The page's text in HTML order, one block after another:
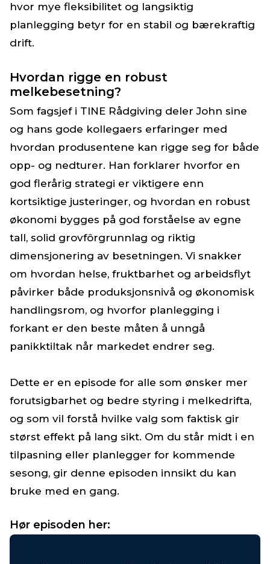
hvor mye fleksibilitet og langsiktig
planlegging betyr for en stabil og bærekraftig
drift.
Hvordan rigge en robust
melkebesetning?
Som fagsjef i TINE Rådgiving deler John sine
og hans gode kollegaers erfaringer med
hvordan produsentene kan rigge seg for både
opp- og nedturer. Han forklarer hvorfor en
god flerårig strategi er viktigere enn
kortsiktige justeringer, og hvordan en robust
økonomi bygges på god forståelse av egne
tall, solid grovfôrgrunnlag og riktig
dimensjonering av besetningen. Vi snakker
om hvordan helse, fruktbarhet og arbeidsflyt
påvirker både produksjonsnivå og økonomisk
handlingsrom, og hvorfor planlegging i
forkant er den beste måten å unngå
panikktiltak når markedet endrer seg.
Dette er en episode for alle som ønsker mer
forutsigbarhet og bedre styring i melkedrifta,
og som vil forstå hvilke valg som faktisk gir
størst effekt på lang sikt. Om du står midt i en
tilpasning eller planlegger for kommende
sesong, gir denne episoden innsikt du kan
bruke med en gang.
Hør episoden her: